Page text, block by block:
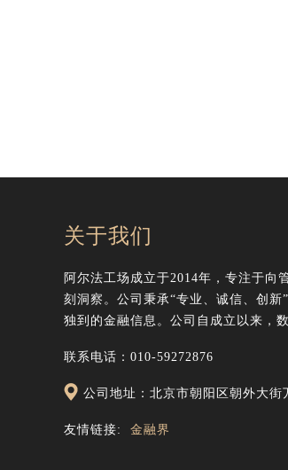
关于我们
阿尔法工场成立于2014年，专注于向
刻洞察。公司秉承“专业、诚信、创新
独到的金融信息。公司自成立以来，
联系电话：010-59272876
公司地址：北京市朝阳区朝外大街
友情链接: 金融界